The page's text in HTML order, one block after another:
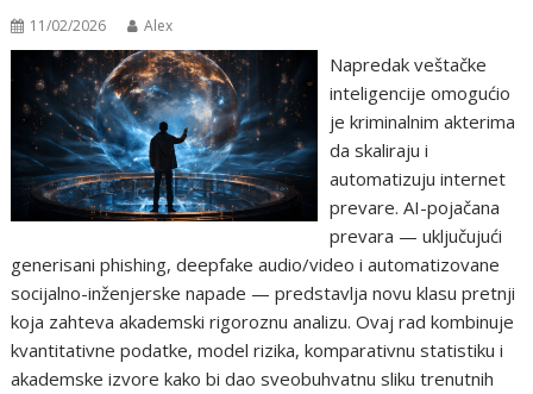
11/02/2026 Alex
Napredak veštačke
inteligencije omogućio
je kriminalnim akterima
da skaliraju i
automatizuju internet
prevare. AI-pojačana
prevara — uključujući
generisani phishing, deepfake audio/video i automatizovane
socijalno-inženjerske napade — predstavlja novu klasu pretnji
koja zahteva akademski rigoroznu analizu. Ovaj rad kombinuje
kvantitativne podatke, model rizika, komparativnu statistiku i
akademske izvore kako bi dao sveobuhvatnu sliku trenutnih